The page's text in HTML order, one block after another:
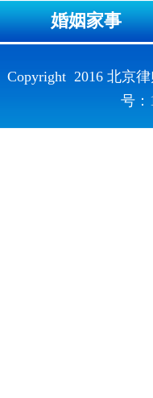
婚姻家事
Copyright 2016 北京
号：